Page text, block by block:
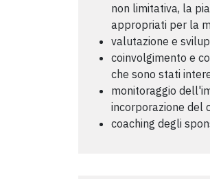
non limitativa, la
appropriati per la
valutazione e
coinvolgimento e
che sono stati
monitoraggio
incorporazione del
coaching degli